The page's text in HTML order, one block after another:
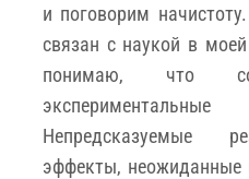
и поговорим
связан с наукой в
понимаю, что
Непредсказуемые
эффекты, неожиданные